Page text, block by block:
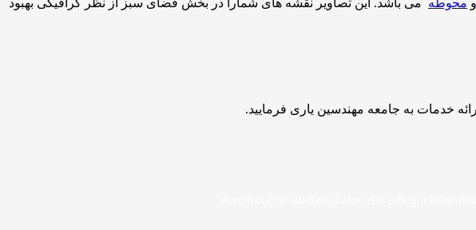
خدمات به جامعه مهندسین یاری فرمایید.